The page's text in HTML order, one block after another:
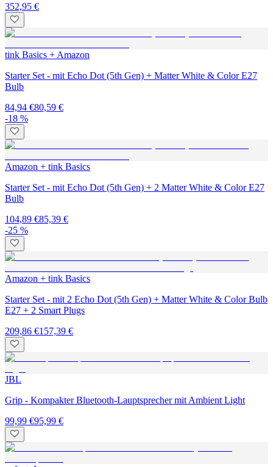
352,95 €
tink Basics + Amazon
Starter Set - mit Echo Dot (5th Gen) + Matter White & Color E27
Bulb
84,94 €80,59 €
-18 %
Amazon + tink Basics
Starter Set - mit Echo Dot (5th Gen) + 2 Matter White & Color E27
Bulb
104,89 €85,39 €
-25 %
Amazon + tink Basics
Starter Set - mit 2 Echo Dot (5th Gen) + Matter White & Color Bulb
E27 + 2 Smart Plugs
209,86 €157,39 €
JBL
Grip - Kompakter Bluetooth-Lauptsprecher mit Ambient Light
99,99 €95,99 €